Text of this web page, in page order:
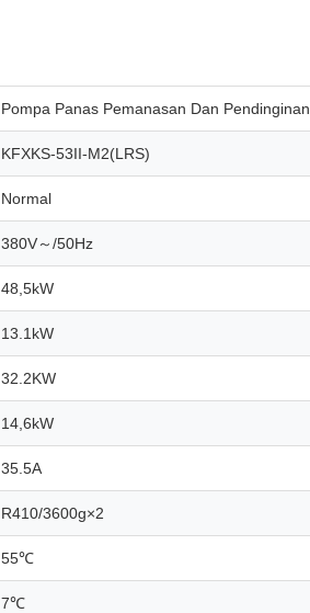
Pompa Panas Pemanasan Dan Pendinginan
KFXKS-53II-M2(LRS)
Normal
380V～/50Hz
48,5kW
13.1kW
32.2KW
14,6kW
35.5A
R410/3600g×2
55℃
7℃